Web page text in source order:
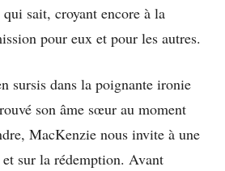
sait, croyant encore à la
pour eux et pour les autres.
sursis dans la poignante ironie
son âme sœur au moment
MacKenzie nous invite à une
sur la rédemption. Avant